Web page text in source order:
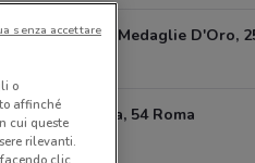
Viale Delle Medaglie D'Oro,
Via Flaminia, 54 Roma
2.7 km
o
affinché
cui queste
rilevanti.
clic
senza accettare